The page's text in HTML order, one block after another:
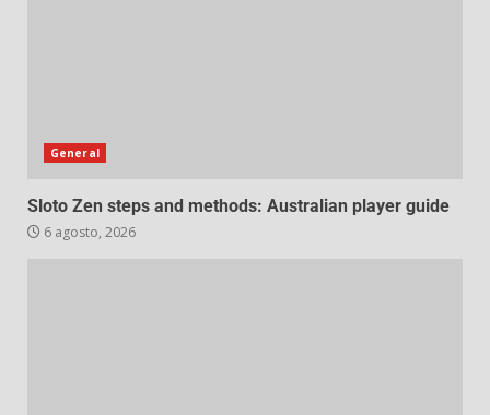
General
Sloto Zen steps and methods: Australian player guide
6 agosto, 2026